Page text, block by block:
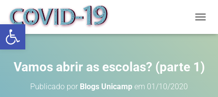
Abrir a barra de ferramentas
Vamos abrir as escolas? (parte 1)
Publicado por Blogs Unicamp em 01/10/2020